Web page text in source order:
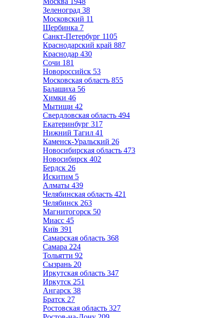
Зеленоград 38
Московский 11
Щербинка 7
Санкт-Петербург 1105
Краснодарский край 887
Краснодар 430
Сочи 181
Новороссийск 53
Московская область 855
Балашиха 56
Химки 46
Мытищи 42
Свердловская область 494
Екатеринбург 317
Нижний Тагил 41
Каменск-Уральский 26
Новосибирская область 473
Новосибирск 402
Бердск 26
Искитим 5
Алматы 439
Челябинская область 421
Челябинск 263
Магнитогорск 50
Миасс 45
Київ 391
Самарская область 368
Самара 224
Тольятти 92
Сызрань 20
Иркутская область 347
Иркутск 251
Ангарск 38
Братск 27
Ростовская область 327